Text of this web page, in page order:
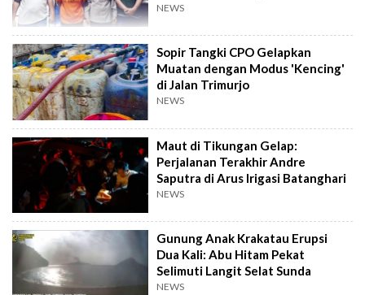
NEWS
Sopir Tangki CPO Gelapkan
Muatan dengan Modus 'Kencing'
di Jalan Trimurjo
NEWS
Maut di Tikungan Gelap:
Perjalanan Terakhir Andre
Saputra di Arus Irigasi Batanghari
NEWS
Gunung Anak Krakatau Erupsi
Dua Kali: Abu Hitam Pekat
Selimuti Langit Selat Sunda
NEWS